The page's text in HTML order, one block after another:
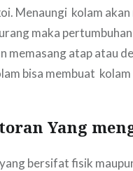
Menaungi kolam
maka
memasang atap atau
bisa membuat
Yang
bersifat fisik